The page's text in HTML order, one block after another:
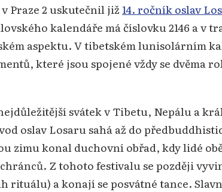
Praze 2 uskutečnil již14. ročník oslav
kalendáře má číslovku 2146 a v
aspektu. V tibetském lunisolárním
které jsou spojené vždy se dvěma
svátek v Tibetu, Nepálu a
oslav Losaru sahá až do
zimu konal duchovní obřad, kdy lidé
Z tohoto festivalu se později
rituálu) a konají se posvátné tance.